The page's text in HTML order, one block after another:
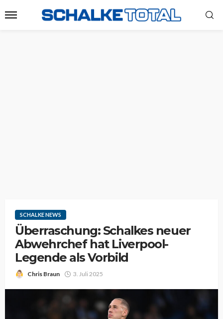
SCHALKE NEWS
Überraschung: Schalkes neuer
Abwehrchef hat Liverpool-
Legende als Vorbild
Chris Braun 3. Juli 2025